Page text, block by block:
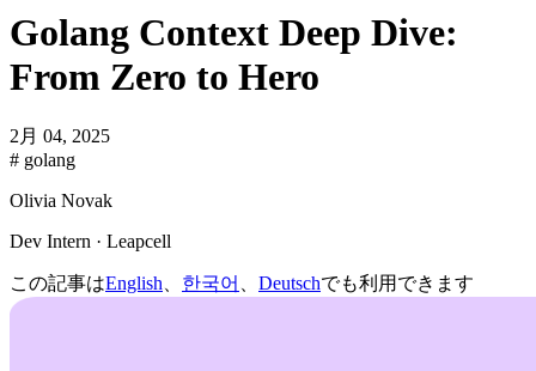
Golang Context Deep Dive:
From Zero to Hero
2月 04, 2025
# golang
Olivia Novak
Dev Intern · Leapcell
この記事はEnglish 한국어 Deutschでも利用できます